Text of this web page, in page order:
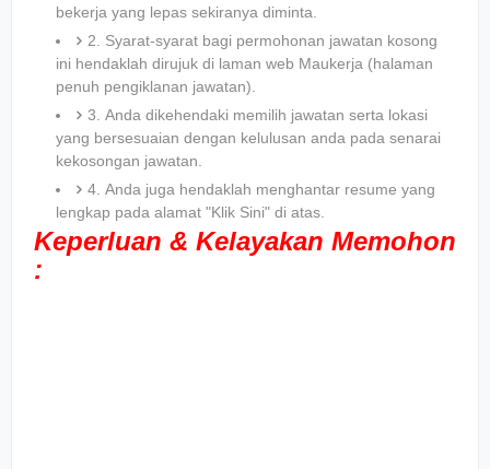
bekerja yang lepas sekiranya diminta.
2. Syarat-syarat bagi permohonan jawatan kosong
ini hendaklah dirujuk di laman web Maukerja (halaman
penuh pengiklanan jawatan).
3. Anda dikehendaki memilih jawatan serta lokasi
yang bersesuaian dengan kelulusan anda pada senarai
kekosongan jawatan.
4. Anda juga hendaklah menghantar resume yang
lengkap pada alamat "Klik Sini" di atas.
Keperluan & Kelayakan Memohon
: